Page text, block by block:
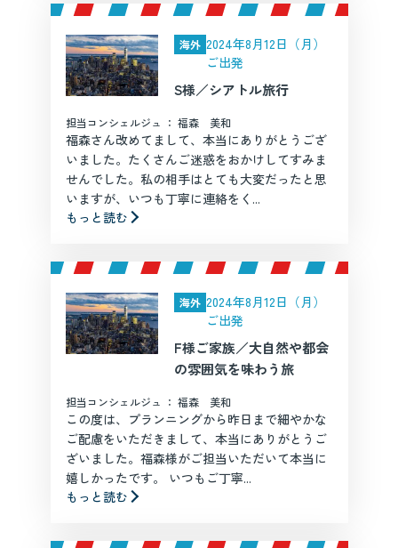
海外 2024年8月12日（月）
ご出発
S様／シアトル旅行
担当コンシェルジュ ： 福森 美和
福森さん改めてまして、本当にありがとうござ
いました。たくさんご迷惑をおかけしてすみま
せんでした。私の相手はとても大変だったと思
いますが、いつも丁寧に連絡をく...
もっと読む
海外 2024年8月12日（月）
ご出発
F様ご家族／大自然や都会
の雰囲気を味わう旅
担当コンシェルジュ ： 福森 美和
この度は、プランニングから昨日まで細やかな
ご配慮をいただきまして、本当にありがとうご
ざいました。福森様がご担当いただいて本当に
嬉しかったです。 いつもご丁寧...
もっと読む